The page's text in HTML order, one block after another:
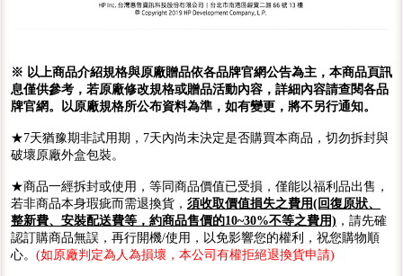
※ 以上商品介紹規格與原廠贈品依各品牌官網公告為主，本商品頁訊
息僅供參考，若原廠修改規格或贈品活動內容，詳細內容請查閱各品
牌官網。以原廠規格所公布資料為準，如有變更，將不另行通知。
★7天猶豫期非試用期，7天內尚未決定是否購買本商品，切勿拆封與
破壞原廠外盒包裝。
★商品一經拆封或使用，等同商品價值已受損，僅能以福利品出售，
若非商品本身瑕疵而需退換貨， 須收取價值損失之費用(回復原狀、
整新費、安裝配送費等，約商品售價的10~30%不等之費用) ，請先確
認訂購商品無誤，再行開機/使用，以免影響您的權利，祝您購物順
心。 (如原廠判定為人為損壞，本公司有權拒絕退換貨申請)